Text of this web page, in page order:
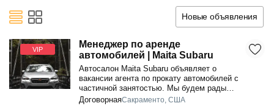
Новые объявления
VIP
Менеджер по аренде
автомобилей | Maita Subaru
Автосалон Maita Subaru объявляет о
вакансии агента по прокату автомобилей с
частичной занятостью. Мы будем рады
видеть в наших рядах кандидата,
ДоговорнаяСакраменто, США